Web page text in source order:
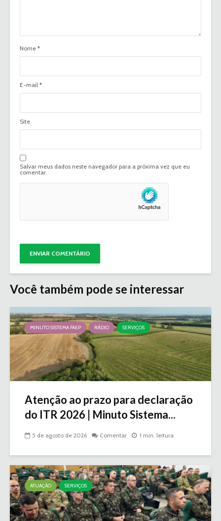
Nome *
E-mail *
Site
Salvar meus dados neste navegador para a próxima vez que eu
comentar.
Você também pode se interessar
MINUTO SISTEMA FAEP RÁDIO SERVIÇOS
Atenção ao prazo para declaração
do ITR 2026 | Minuto Sistema...
5 de agosto de 2026 Comentar 1 min. leitura
ATUAÇÃO SERVIÇOS